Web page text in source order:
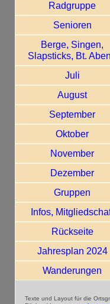
Radgruppe
Senioren
Berge, Singen,
Slapsticks, Bt.
Juli
August
September
Oktober
November
Dezember
Gruppen
Infos,
Rückseite
Jahresplan 2024
Wanderungen
Texte und Layout für die